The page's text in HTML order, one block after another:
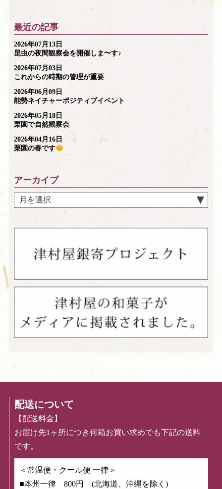
最近の記事
2026年07月13日
昆虫の夜間観察会を開催しま〜す♪
2026年07月03日
これからの時期の管理が重要
2026年06月09日
能勢ネイチャーポジティブイベント
2026年05月18日
栗園で自然観察会
2026年04月16日
栗園の春です
アーカイブ
配送について
【配送料金】
お届け先1ヶ所につき何箱お買い求めでも下記の送料
です。
＜常温便・クール便 一律＞
■本州一律 800円 (北海道、沖縄を除く)